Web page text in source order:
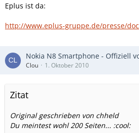
Eplus ist da:
http://www.eplus-gruppe.de/presse/
Nokia N8 Smartphone - Offiziell
Clou 1. Oktober 2010
Zitat
Original geschrieben von chheld
Du meintest wohl 200 Seiten... :cool: